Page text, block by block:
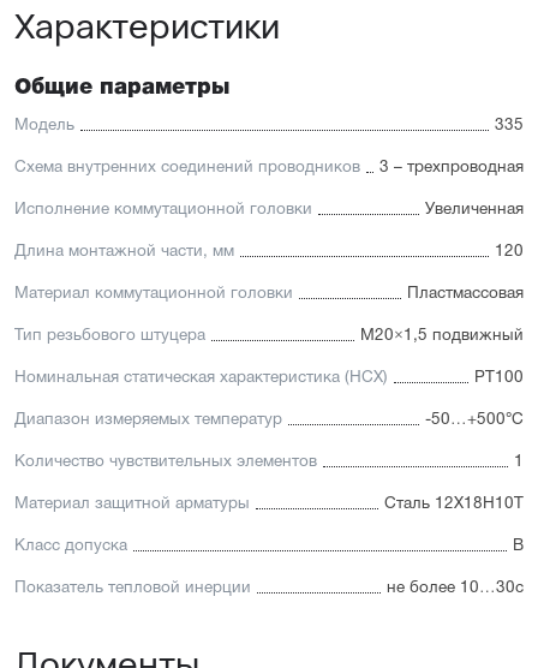
Характеристики
Общие параметры
Модель 335
Схема внутренних соединений проводников 3 – трехпроводная
Исполнение коммутационной головки Увеличенная
Длина монтажной части, мм 120
Материал коммутационной головки Пластмассовая
Тип резьбового штуцера M20×1,5 подвижный
Номинальная статическая характеристика (НСХ) PT100
Диапазон измеряемых температур -50…+500°C
Количество чувствительных элементов 1
Материал защитной арматуры Сталь 12Х18Н10Т
Класс допуска В
Показатель тепловой инерции не более 10…30с